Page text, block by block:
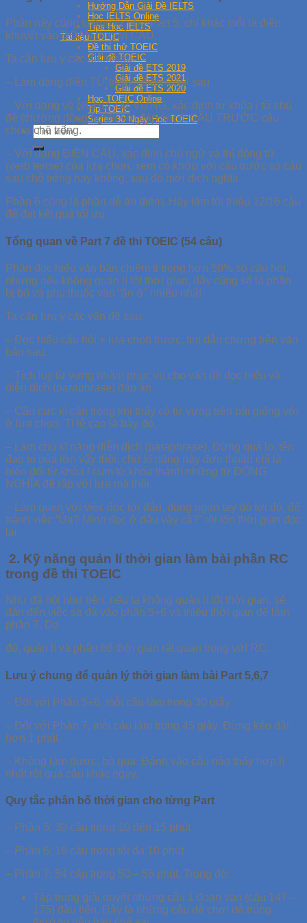
Hướng Dẫn Giải Đề IELTS
Học IELTS Online
Tips Học IELTS
Tài liệu TOEIC
Đề thi thử TOEIC
Giải đề TOEIC
Giải đề ETS 2019
Giải đề ETS 2021
Giải đề ETS 2020
Học TOEIC Online
Tip TOEIC
Series 30 Ngày Học TOEIC
Phần này cũng tương tự như Part 5, chỉ khác mỗi là điền
khuyết vào ĐOẠN thay vì CÂU.
Ta cần lưu ý các điểm sau:
– Làm dạng điền TỪ trước, điền CÂU sau
– Với dạng về NGHĨA TỪ VỰNG, xác định từ khóa / từ chủ
đề (thường đồng nghĩa với đáp án) ở CÂU TRƯỚC câu
chứa chỗ trống.
– Với dạng ĐIỀN CÂU, xác định chủ ngữ và thì động từ
(verb tense) của lựa chọn, xem có khớp với câu trước và câu
sau chỗ trống hay không, sau đó mới dịch nghĩa
Phần 6 cũng là phần dễ ăn điểm. Hãy làm tối thiểu 12/16 câu
để đạt kết quả tối ưu.
Tổng quan về Part 7 đề thi TOEIC (54 câu)
Phần đọc hiểu văn bản chiếm tỉ trọng hơn 50% số câu hỏi,
nhưng nếu không quản lí tốt thời gian, đây cũng sẽ là phần
bị bỏ và phụ thuộc vào “ăn ở” nhiều nhất
Ta cần lưu ý các vấn đề sau:
– Đọc hiểu câu hỏi + lựa chọn trước, tìm dẫn chứng trên văn
bản sau.
– Tích lũy từ vựng nhằm phục vụ cho vấn đề đọc hiểu và
diễn dịch (paraphrase) đáp án.
– Cần cực kì cẩn trọng khi thấy có từ vựng trên bài giống với
ở lựa chọn. Tỉ lệ cao là bẫy đó.
– Làm chủ kĩ năng diễn dịch (paraphrase). Đừng quá lo, tên
đao to búa lớn vậy thôi, chứ kĩ năng này đơn thuần chỉ là
biến đổi từ khóa / cụm từ khóa thành những từ ĐỒNG
NGHĨA để ráp với lựa mà thôi.
– Làm quen với việc đọc tới đâu, dùng ngón tay dò tới đó, để
tránh việc “Ủa? Mình đọc ở đâu vậy cà?” rồi tốn thời gian đọc
lại
2. Kỹ năng quản lí thời gian làm bài phần RC
trong đề thi TOEIC
Như đã nói như trên, nếu ta không quản lí tốt thời gian, sẽ
dẫn đến việc sa đà vào phần 5+6 và thiếu thời gian để làm
phần 7. Do
đó, quản lí và phân bố thời gian rất quan trọng vớI RC.
Lưu ý chung để quản lý thời gian làm bài Part 5,6,7
– Đối với Phần 5+6, mỗi câu làm trong 30 giây
– Đối với Phần 7, mỗi câu làm trong 45 giây. Đừng kéo dài
hơn 1 phút.
– Không làm được, bỏ qua. Đánh vào câu nào thấy hợp lí
nhất rồi qua câu khác ngay.
Quy tắc phân bố thời gian cho từng Part
– Phần 5: 30 câu trong 10 đến 15 phút
– Phần 6: 16 câu trong tối đa 10 phút
– Phần 7: 54 câu trong 50 – 55 phút. Trong đó:
Tập trung giải quyết những câu 1 đoạn văn (câu 147 –
175) đầu tiên. Đây là những câu dễ chơi dễ trúng